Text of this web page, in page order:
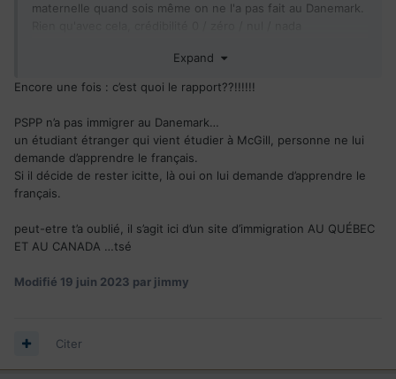
maternelle quand sois même on ne l'a pas fait au Danemark.
Par ailleurs, superbe le respect pour les 5.5 millions de
et surtout L'ANGLAIS !
86% des danois parlent aussi l'anglais !! Lis sont bilingue. Le
danois a-t'il disparu ? NON !
Donc le fantasme du français qui "disparait" : BULLSHIT
Expand
Encore une fois : c’est quoi le rapport??!!!!!!
PSPP n’a pas immigrer au Danemark…
un étudiant étranger qui vient étudier à McGill, personne ne lui
demande d’apprendre le français.
Si il décide de rester icitte, là oui on lui demande d’apprendre le
français.
peut-etre t’a oublié, il s’agit ici d’un site d’immigration AU QUÉBEC
ET AU CANADA …tsé
Modifié 19 juin 2023 par jimmy
Citer